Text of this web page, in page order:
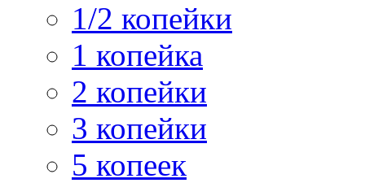
1/2 копейки
1 копейка
2 копейки
3 копейки
5 копеек